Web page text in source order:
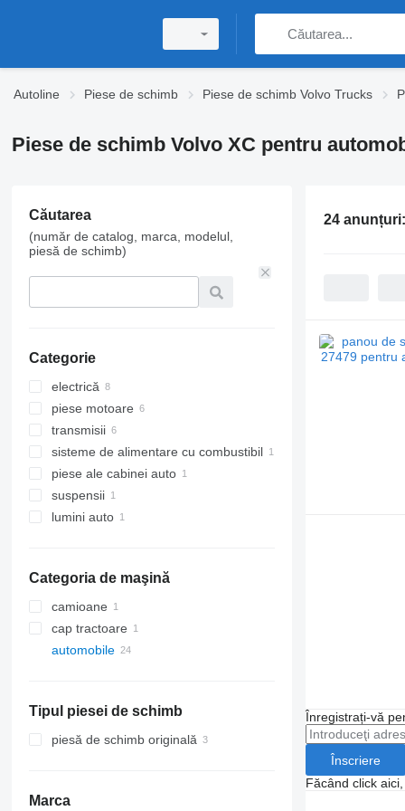
Autoline Piese de schimb Piese de schimb Volvo Trucks
Piese de schimb Volvo XC pentru
Căutarea
(număr de catalog, marca, modelul,
piesă de schimb)
Categorie
electrică
panoul de siguranțe
unităţi de control
panouri cu dispozitive
comutatoare subvirare
piese motoare
motoare
turbocompresoare
transmisii
schimbătoare de viteză
schimbătoare viteze
pinioane cutie de viteze
alte piese de schimb ale transmisiei
sisteme de alimentare cu combustibil
pompe de combustibil
piese ale cabinei auto
scaune
suspensii
rulmenți
lumini auto
Categoria de maşină
camioane
cap tractoare
automobile
Tipul piesei de schimb
piesă de schimb originală
Marca
24 anunțuri:
Înregistrați-vă
Înscriere
Făcând click